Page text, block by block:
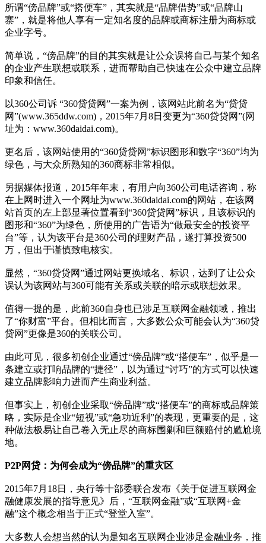
所谓“傍品牌”或“搭便车”，其实就是“品牌借势”或“品牌山
寨”，就是将他人享有一定知名度的品牌或商标注册为商标或
企业字号。
简单说，“傍品牌”的目的其实就是让公众误将自己与某个知名
的企业产生联想或联系，进而帮助自己快速在公众中建立品牌
印象和信任。
以360公司诉 “360贷贷网”一案为例，该网站此前名为“贷贷
网”(www.365ddw.com)，2015年7月8日变更为“360贷贷网”(网
址为：www.360daidai.com)。
更名后，该网站使用的“360贷贷网”标识图形和数字“360”均为
绿色，与大众所熟知的360商标非常相似。
另据媒体报道，2015年年末，有用户向360公司电话咨询，称
在上网时进入一个网址为www.360daidai.com的网站，在该网
站首页的左上部显著位置看到“360贷贷网”标识，且该标识的
图形和“360”为绿色，所使用的广告语为“做最安全的投资平
台”等，认为该平台是360公司的理财产品，遂打算投资500
万，但出于谨慎致电核实。
显然，“360贷贷网”通过网站更换域名、标识，达到了让公众
误认为该网站与360可能有关系或关联的暗示或联想效果。
值得一提的是，此前360自身也已涉足互联网金融领域，推出
了“你财富”平台。但相比而言，大多数公众可能会认为“360贷
贷网”更像是360的关联公司。
由此可见，很多初创企业通过“傍品牌”或“搭便车”，似乎是一
条建立或打响品牌的“捷径”，以为通过“讨巧”的方式可以快速
建立品牌影响力进而产生商业利益。
但事实上，初创企业采取“傍品牌”或“搭便车”的商标或品牌策
略，实际是企业“短视”或“急功近利”的表现，更重要的是，这
种做法极易让自己卷入无止尽的商标围剿和巨额赔付的尴尬境
地。
P2P网贷：为何会成为“傍品牌”的重灾区
2015年7月18日，央行等十部委联合发布《关于促进互联网金
融健康发展的指导意见》后，“互联网金融”或“互联网+金
融”这个概念相当于正式“登堂入室”。
大多数人会想当然的认为是知名互联网企业涉足金融业务，推